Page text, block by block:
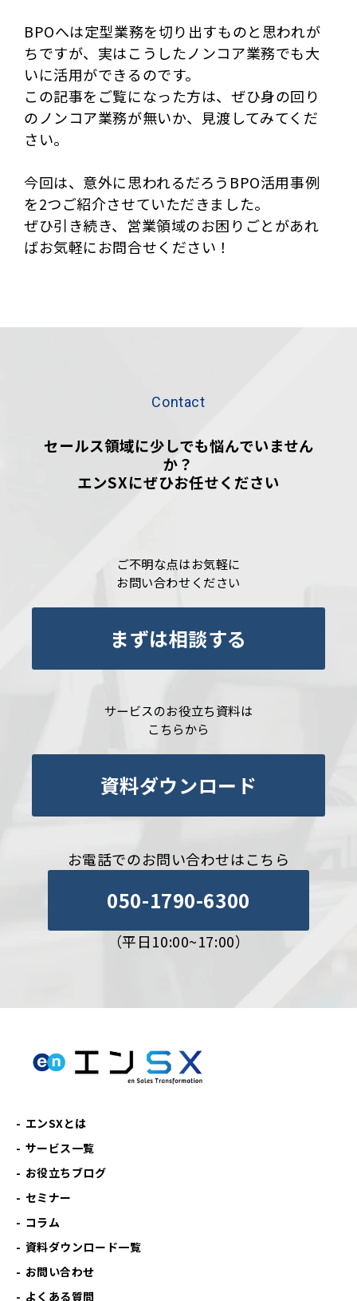
BPOへは定型業務を切り出すものと思われが
ちですが、実はこうしたノンコア業務でも大
いに活用ができるのです。
この記事をご覧になった方は、ぜひ身の回り
のノンコア業務が無いか、見渡してみてくだ
さい。
今回は、意外に思われるだろうBPO活用事例
を2つご紹介させていただきました。
ぜひ引き続き、営業領域のお困りごとがあれ
ばお気軽にお問合せください！
Contact
セールス領域に少しでも悩んでいません
か？
エンSXにぜひお任せください
ご不明な点はお気軽に
お問い合わせください
まずは相談する
サービスのお役立ち資料は
こちらから
資料ダウンロード
お電話でのお問い合わせはこちら
050-1790-6300
（平日10:00~17:00）
エンSXとは
サービス一覧
お役立ちブログ
セミナー
コラム
資料ダウンロード一覧
お問い合わせ
よくある質問